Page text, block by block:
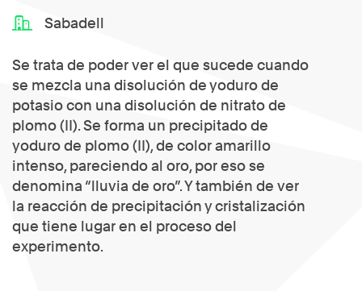
Sabadell
Se trata de poder ver el que sucede cuando
se mezcla una disolución de yoduro de
potasio con una disolución de nitrato de
plomo (II). Se forma un precipitado de
yoduro de plomo (II), de color amarillo
intenso, pareciendo al oro, por eso se
denomina “lluvia de oro”. Y también de ver
la reacción de precipitación y cristalización
que tiene lugar en el proceso del
experimento.